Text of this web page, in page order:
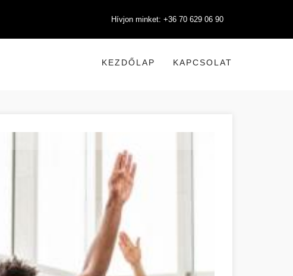
Hívjon minket: +36 70 629 06 90
KEZDŐLAP KAPCSOLAT